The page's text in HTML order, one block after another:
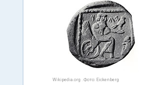
Wikipedia.org . Фото: Eickenberg